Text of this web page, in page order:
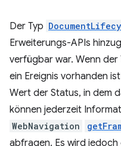
Der Typ
Erweiterungs-APIs
verfügbar war. Wenn der
ein Ereignis vorhanden ist
Wert der Status, in dem
können jederzeit
WebNavigation
abfragen. Es wird